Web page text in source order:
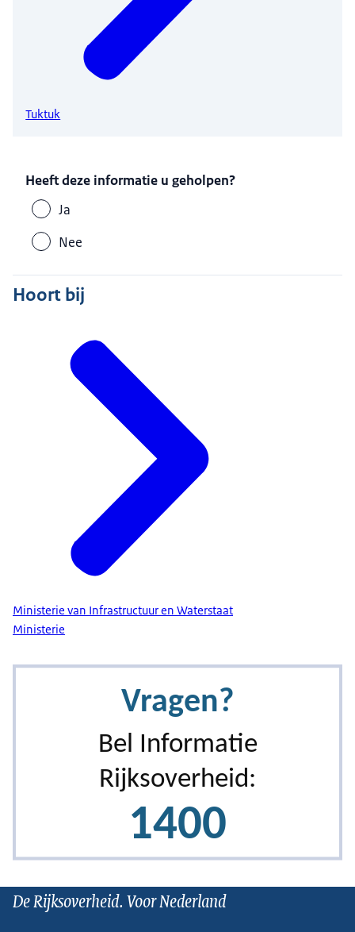
Tuktuk
Heeft deze informatie u geholpen?
Ja
Nee
Hoort bij
Ministerie van Infrastructuur en Waterstaat
Ministerie
De Rijksoverheid. Voor Nederland